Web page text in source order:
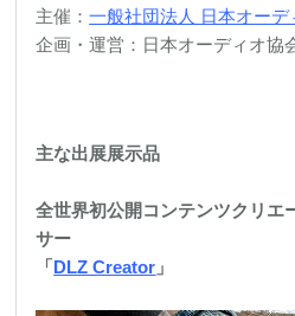
主催：一般社団法人 日本オーデ
企画・運営：日本オーディオ協
主な出展展示品
全世界初公開コンテンツクリエ
サー
「DLZ Creator 」